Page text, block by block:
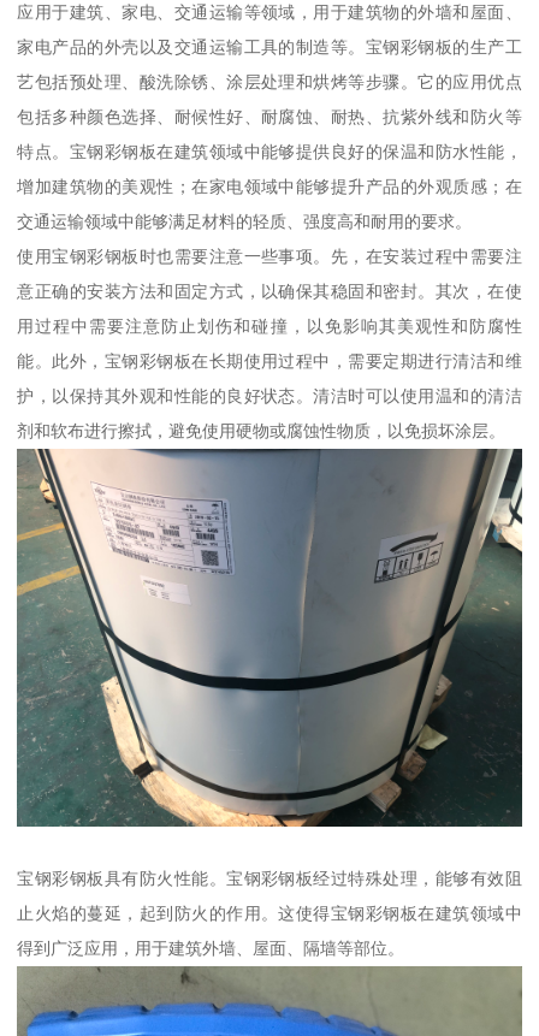
应用于建筑、家电、交通运输等领域，用于建筑物的外墙和屋面、
家电产品的外壳以及交通运输工具的制造等。宝钢彩钢板的生产工
艺包括预处理、酸洗除锈、涂层处理和烘烤等步骤。它的应用优点
包括多种颜色选择、耐候性好、耐腐蚀、耐热、抗紫外线和防火等
特点。宝钢彩钢板在建筑领域中能够提供良好的保温和防水性能，
增加建筑物的美观性；在家电领域中能够提升产品的外观质感；在
交通运输领域中能够满足材料的轻质、强度高和耐用的要求。
使用宝钢彩钢板时也需要注意一些事项。先，在安装过程中需要注
意正确的安装方法和固定方式，以确保其稳固和密封。其次，在使
用过程中需要注意防止划伤和碰撞，以免影响其美观性和防腐性
能。此外，宝钢彩钢板在长期使用过程中，需要定期进行清洁和维
护，以保持其外观和性能的良好状态。清洁时可以使用温和的清洁
剂和软布进行擦拭，避免使用硬物或腐蚀性物质，以免损坏涂层。
宝钢彩钢板具有防火性能。宝钢彩钢板经过特殊处理，能够有效阻
止火焰的蔓延，起到防火的作用。这使得宝钢彩钢板在建筑领域中
得到广泛应用，用于建筑外墙、屋面、隔墙等部位。